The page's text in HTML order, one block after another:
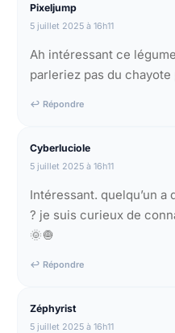
Pixeljump
5 juillet 2025 à 16h11
Ah intéressant ce
parleriez pas du chayote
↩ Répondre
Cyberluciole
5 juillet 2025 à 16h11
Intéressant. quelqu’un
? je suis curieux de
🌞🧅
↩ Répondre
Zéphyrist
5 juillet 2025 à 16h11